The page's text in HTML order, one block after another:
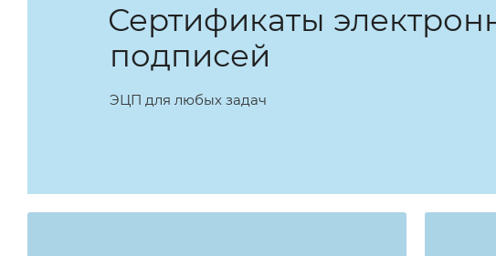
Сертификаты
подписей
ЭЦП для любых задач